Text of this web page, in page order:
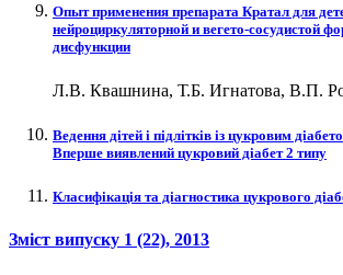
Опыт применения препарата Кратал для
нейроциркуляторной и вегето-сосудистой
дисфункции
Л.В. Квашнина, Т.Б. Игнатова, В.П.
Ведення дітей і підлітків із цукровим
Вперше виявлений цукровий діабет 2 типу
Класифікація та діагностика цукрового
Зміст випуску 1 (22), 2013